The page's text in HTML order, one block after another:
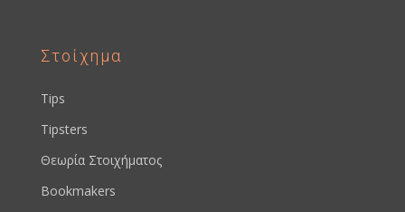
Στοίχημα
Tips
Tipsters
Θεωρία Στοιχήματος
Bookmakers